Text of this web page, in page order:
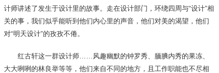
计师讲述了发生于设计里的故事。走在设计部门，环绕四周与“设计”相
关的事，我们似乎能听到他们内心里的声音，他们对美的渴望，他们
对“明天设计”的孜孜不倦。
红古轩这一群设计师……风趣幽默的钟罗秀、腼腆内秀的果冻、
大大咧咧的林良举等等，他们来自不同的地方，且工作职能也不尽相